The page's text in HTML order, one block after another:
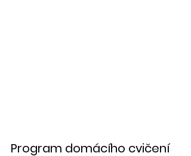
Program domácího cvičení